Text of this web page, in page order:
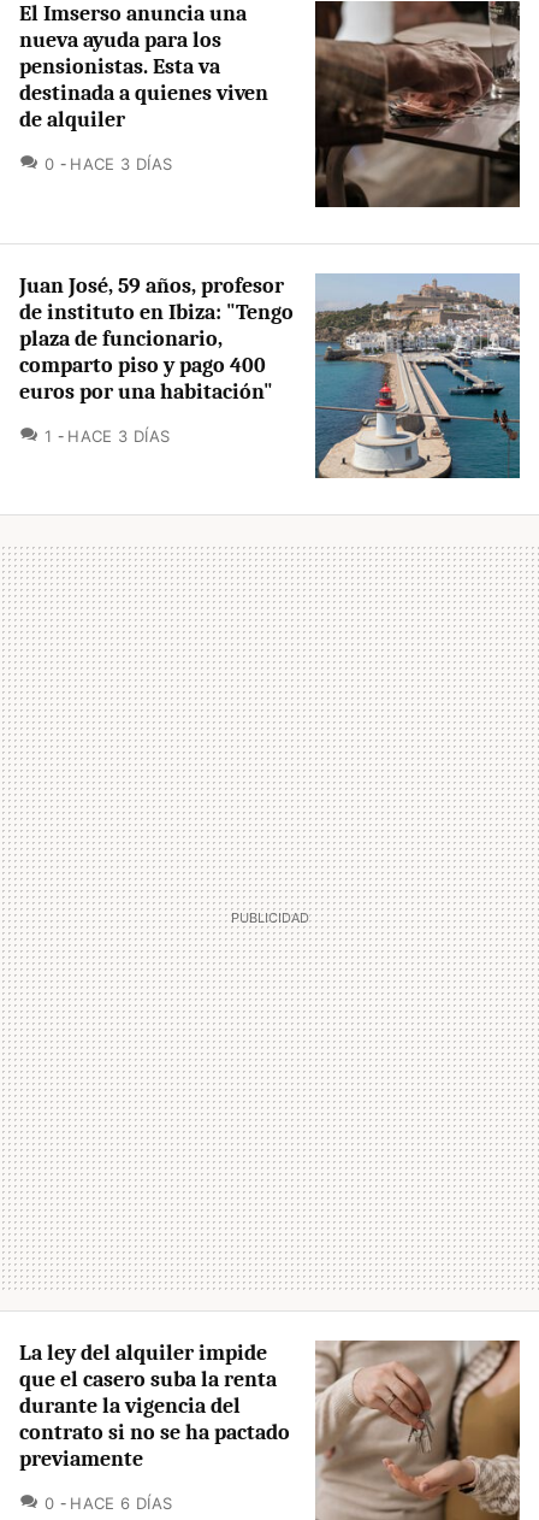
El Imserso anuncia una
nueva ayuda para los
pensionistas. Esta va
destinada a quienes viven
de alquiler
0 COMENTARIOS
HACE 3 DÍAS
Juan José, 59 años, profesor
de instituto en Ibiza: "Tengo
plaza de funcionario,
comparto piso y pago 400
euros por una habitación"
1 COMENTARIOS
HACE 3 DÍAS
La ley del alquiler impide
que el casero suba la renta
durante la vigencia del
contrato si no se ha pactado
previamente
0 COMENTARIOS
HACE 6 DÍAS